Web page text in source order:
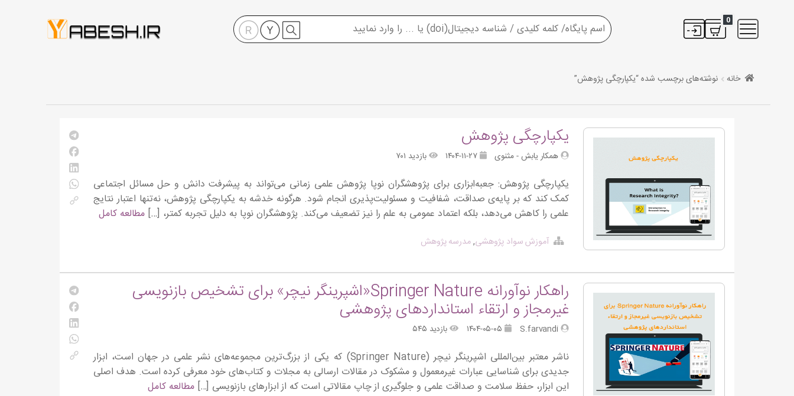
0
خانه نوشته‌های برچسب شده “یکپارچگی پژوهش”
یکپارچگی پژوهش
همکار یابش - مثنوی ۱۴۰۴-۱۱-۲۷ بازدید ۷۰۱
یکپارچگی پژوهش: جعبه‌ابزاری برای پژوهشگران نوپا پژوهش علمی زمانی می‌تواند به پیشرفت دانش و حل مسائل اجتماعی
کمک کند که بر پایه‌ی صداقت، شفافیت و مسئولیت‌پذیری انجام شود. هرگونه خدشه به یکپارچگی پژوهش، نه‌تنها اعتبار نتایج
علمی را کاهش می‌دهد، بلکه اعتماد عمومی به علم را نیز تضعیف می‌کند. پژوهشگران نوپا به دلیل تجربه کمتر، […] مطالعه کامل
آموزش سواد پژوهشی,مدرسه پژوهش
راهکار نوآورانه Springer Nature«اشپرینگر نیچر» برای تشخیص بازنویسی
غیرمجاز و ارتقاء استانداردهای پژوهشی
S.farvandi ۱۴۰۴-۰۵-۰۵ بازدید ۵۴۵
ناشر معتبر بین‌المللی اشپرینگر نیچر (Springer Nature) که یکی از بزرگ‌ترین مجموعه‌های نشر علمی در جهان است، ابزار
جدیدی برای شناسایی عبارات غیرمعمول و مشکوک در مقالات ارسالی به مجلات و کتاب‌های خود معرفی کرده است. هدف اصلی
این ابزار، حفظ سلامت و صداقت علمی و جلوگیری از چاپ مقالاتی است که از ابزارهای بازنویسی […]مطالعه کامل